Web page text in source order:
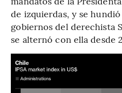
de izquierdas, y se
gobiernos del derechista
se alternó con ella desde